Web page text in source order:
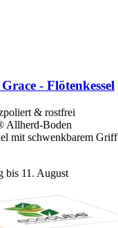
Grace -​ Flötenkessel
& rostfrei
Allherd-Boden
mit schwenkbarem Griff
bis 11. August